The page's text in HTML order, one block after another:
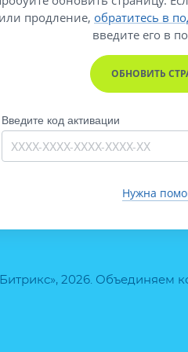
2026. Объединяем
продление, обратитесь в
введите его в
ОБНОВИТЬ
Введите код активации
Нужна